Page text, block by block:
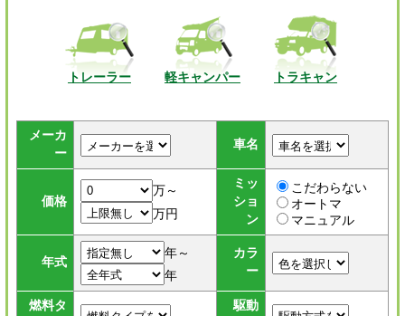
トレーラー 軽キャンパー トラキャン
メーカ
ー
車名
価格
万～
万円
ミッ
ショ
ン
こだわらない
オートマ
マニュアル
年式
年～
年
カラ
ー
燃料タ
駆動